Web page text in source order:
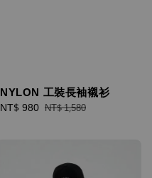
NYLON 工裝長袖襯衫
Sale
NT$ 980 Regular
NT$ 1,580